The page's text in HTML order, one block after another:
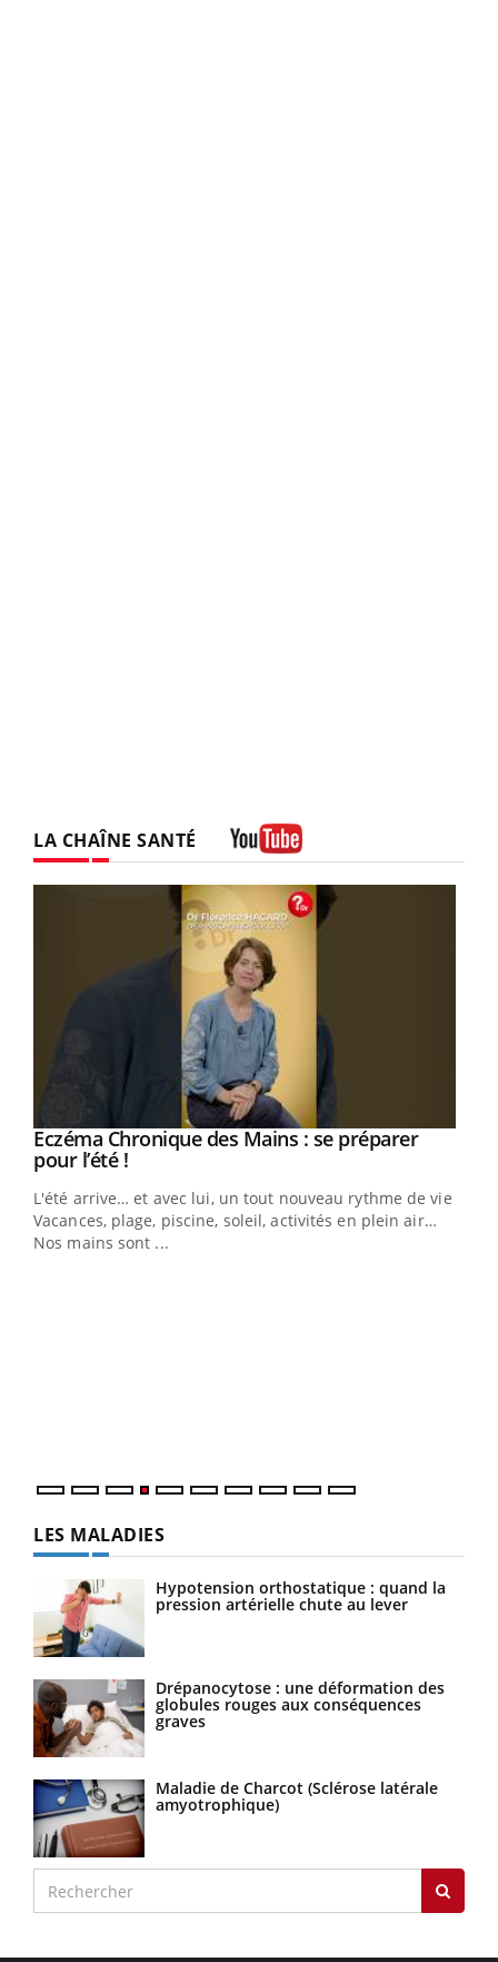
LA CHAÎNE SANTÉ
Youtube
Eczéma Chronique des Mains : se préparer
pour l’été !Youtube
L'été arrive… et avec lui, un tout nouveau rythme de vie !
Vacances, plage, piscine, soleil, activités en plein air…
Nos mains sont ...
LES MALADIES
Hypotension orthostatique : quand la
pression artérielle chute au lever
Drépanocytose : une déformation des
globules rouges aux conséquences
graves
Maladie de Charcot (Sclérose latérale
amyotrophique)